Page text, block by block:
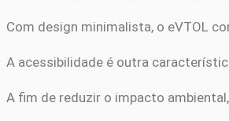
Com design minimalista, o eVTOL
A acessibilidade é outra
A fim de reduzir o impacto